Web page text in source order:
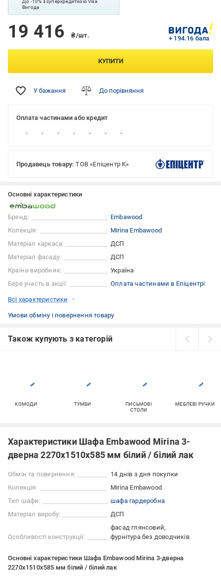
До -10% з суперкредиткою Visa
Вигода
19 416 ₴/шт. + 194.16 бала
КУПИТИ
У бажання До порівняння
Оплата частинами або кредит
Продавець товару: ТОВ «Епіцентр К»
Основні характеристики
Бренд:
Embawood
Колекція:
Mirina Embawood
Матеріал каркаса:
ДСП
Матеріал фасаду:
ДСП
Країна-виробник:
Україна
Бере участь в акції:
Оплата частинами в Епіцентрі
Всі характеристики
Умови обміну і повернення товару
Також купують з категорій
КОМОДИ ТУМБИ
ПИСЬМОВІ
СТОЛИ
МЕБЛЕВІ РУЧКИ
Характеристики Шафа Embawood Mirina 3-
дверна 2270х1510х585 мм білий / білий лак
Обмін та повернення:
14 днів з дня покупки
Колекція:
Mirina Embawood
Тип шафи:
шафа гардеробна
Матеріал виробу:
ДСП
Особливості конструкції:
фасад глянсовий
фурнітура без доводчиків
Основні характеристики Шафа Embawood Mirina 3-дверна
2270х1510х585 мм білий / білий лак